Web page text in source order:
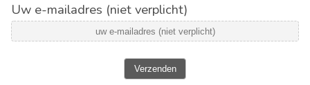
Uw e-mailadres (niet verplicht)
Verzenden